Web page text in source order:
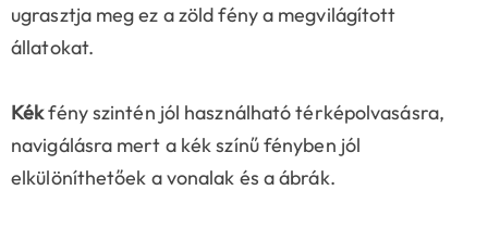
ugrasztja meg ez a zöld fény a megvilágított
állatokat.
Kékfény szintén jól használható térképolvasásra,
navigálásra mert a kék színű fényben jól
elkülöníthetőek a vonalak és a ábrák.